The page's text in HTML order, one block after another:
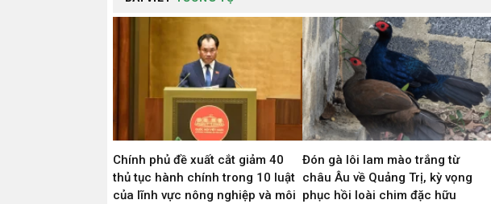
Chính phủ đề xuất cắt giảm 40
thủ tục hành chính trong 10 luật
của lĩnh vực nông nghiệp và môi
Đón gà lôi lam mào trắng từ
châu Âu về Quảng Trị, kỳ vọng
phục hồi loài chim đặc hữu